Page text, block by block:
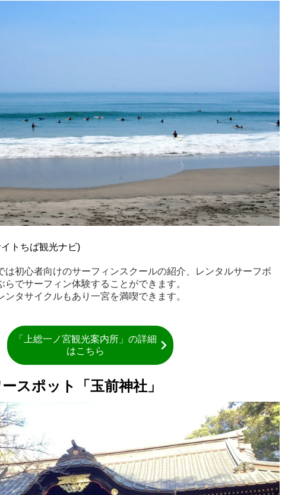
トちば観光ナビ)
は初心者向けのサーフィンスクールの紹介、レンタルサーフボ
でサーフィン体験することができます。
タサイクルもあり一宮を満喫できます。
「上総一ノ宮観光案内所」の詳細
はこちら
スポット「玉前神社」